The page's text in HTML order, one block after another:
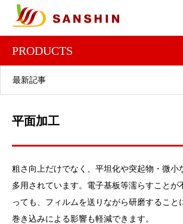
PRODUCTS
最新記事
平面加工
粗さ向上だけでなく、平坦化や突起物・微小
多用されています。電子基板等濡らすことが
っても、フィルムを送りながら研磨すること
巻き込みによる影響も軽減できます。